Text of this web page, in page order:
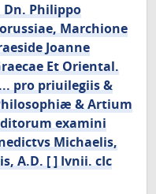
Philippo
Marchione
Joanne
Et Oriental.
pro priuilegiis &
& Artium
examini
Michaelis,
A.D. [ ] Ivnii. cIc